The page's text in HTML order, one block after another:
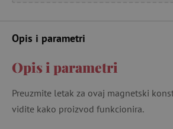
Opis i parametri
Opis i parametri
Preuzmite letak za ovaj magnetski
vidite kako proizvod funkcionira.